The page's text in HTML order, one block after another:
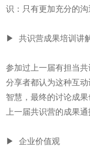
识：只有更加充分的沟
▶ 共识营成果培训讲
参加过上一届有担当
分享者都认为这种互
智慧，最终的讨论成
上一届共识营的成果通
▶ 企业价值观